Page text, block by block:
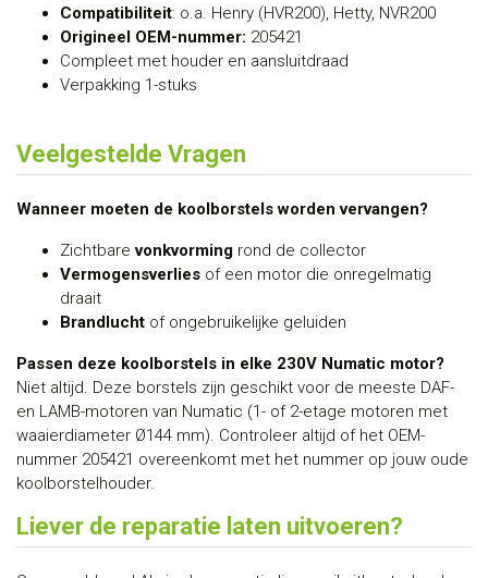
Compatibiliteit: o.a. Henry (HVR200), Hetty, NVR200
Origineel OEM-nummer: 205421
Compleet met houder en aansluitdraad
Verpakking 1-stuks
Veelgestelde Vragen
Wanneer moeten de koolborstels worden vervangen?
Zichtbarevonkvorming rond de collector
Vermogensverlies of een motor die onregelmatig
draait
Brandlucht of ongebruikelijke geluiden
Passen deze koolborstels in elke 230V Numatic motor?
Niet altijd. Deze borstels zijn geschikt voor de meeste DAF-
en LAMB-motoren van Numatic (1- of 2-etage motoren met
waaierdiameter Ø144 mm). Controleer altijd of het OEM-
nummer 205421 overeenkomt met het nummer op jouw oude
koolborstelhouder.
Liever de reparatie laten uitvoeren?